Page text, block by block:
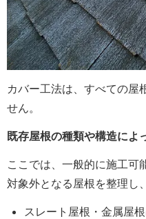
カバー工法は、すべての屋
せん。
既存屋根の種類や構造によ
ここでは、一般的に施工可
対象外となる屋根を整理し
スレート屋根・金属屋